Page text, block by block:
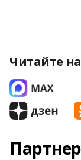
Читайте